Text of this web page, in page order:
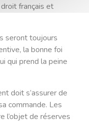
français et
seront toujours
la bonne foi
qui prend la peine
doit s’assurer de
commande. Les
l’objet de réserves